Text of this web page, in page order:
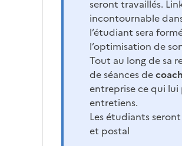
seront travaillés.
incontournable
l’étudiant sera
l’optimisation de
Tout au long de sa
de séances de
entreprise ce qui lui
entretiens.
Les étudiants
et postal